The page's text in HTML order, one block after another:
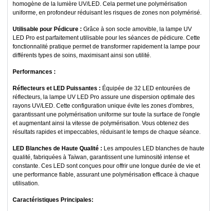
homogène de la lumière UV/LED. Cela permet une polymérisation
uniforme, en profondeur réduisant les risques de zones non polymérisé.
Utilisable pour Pédicure : Grâce à son socle amovible, la lampe UV
LED Pro est parfaitement utilisable pour les séances de pédicure. Cette
fonctionnalité pratique permet de transformer rapidement la lampe pour
différents types de soins, maximisant ainsi son utilité.
Performances :
Réflecteurs et LED Puissantes : Équipée de 32 LED entourées de
réflecteurs, la lampe UV LED Pro assure une dispersion optimale des
rayons UV/LED. Cette configuration unique évite les zones d'ombres,
garantissant une polymérisation uniforme sur toute la surface de l'ongle
et augmentant ainsi la vitesse de polymérisation. Vous obtenez des
résultats rapides et impeccables, réduisant le temps de chaque séance.
LED Blanches de Haute Qualité : Les ampoules LED blanches de haute
qualité, fabriquées à Taïwan, garantissent une luminosité intense et
constante. Ces LED sont conçues pour offrir une longue durée de vie et
une performance fiable, assurant une polymérisation efficace à chaque
utilisation.
Caractéristiques Principales: